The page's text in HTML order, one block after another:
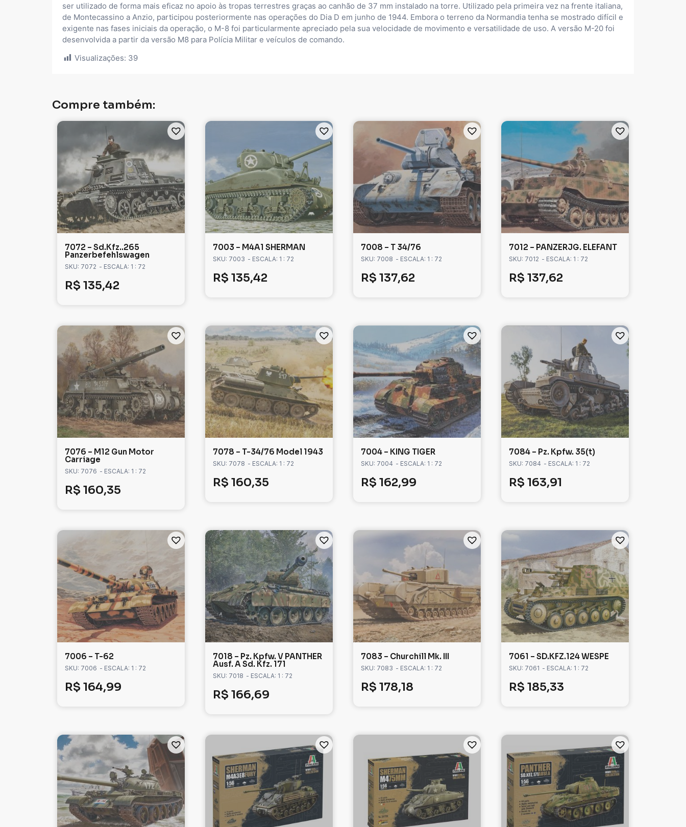
ser utilizado de forma mais eficaz no apoio às tropas terrestres graças ao canhão de 37 mm instalado na torre. Utilizado pela primeira vez na frente italiana,
de Montecassino a Anzio, participou posteriormente nas operações do Dia D em junho de 1944. Embora o terreno da Normandia tenha se mostrado difícil e
exigente nas fases iniciais da operação, o M-8 foi particularmente apreciado pela sua velocidade de movimento e versatilidade de uso. A versão M-20 foi
desenvolvida a partir da versão M8 para Polícia Militar e veículos de comando.
Visualizações: 39
Compre também:
7072 – Sd.Kfz..265
Panzerbefehlswagen
SKU: 7072 - ESCALA: 1 : 72
R$ 135,42
7003 – M4A1 SHERMAN
SKU: 7003 - ESCALA: 1 : 72
R$ 135,42
7008 – T 34/76
SKU: 7008 - ESCALA: 1 : 72
R$ 137,62
7012 – PANZERJG. ELEFANT
SKU: 7012 - ESCALA: 1 : 72
R$ 137,62
7076 – M12 Gun Motor
Carriage
SKU: 7076 - ESCALA: 1 : 72
R$ 160,35
7078 – T-34/76 Model 1943
SKU: 7078 - ESCALA: 1 : 72
R$ 160,35
7004 – KING TIGER
SKU: 7004 - ESCALA: 1 : 72
R$ 162,99
7084 – Pz. Kpfw. 35(t)
SKU: 7084 - ESCALA: 1 : 72
R$ 163,91
7006 – T-62
SKU: 7006 - ESCALA: 1 : 72
R$ 164,99
7018 – Pz. Kpfw. V PANTHER
Ausf. A Sd. Kfz. 171
SKU: 7018 - ESCALA: 1 : 72
R$ 166,69
7083 – Churchill Mk. III
SKU: 7083 - ESCALA: 1 : 72
R$ 178,18
7061 – SD.KFZ.124 WESPE
SKU: 7061 - ESCALA: 1 : 72
R$ 185,33